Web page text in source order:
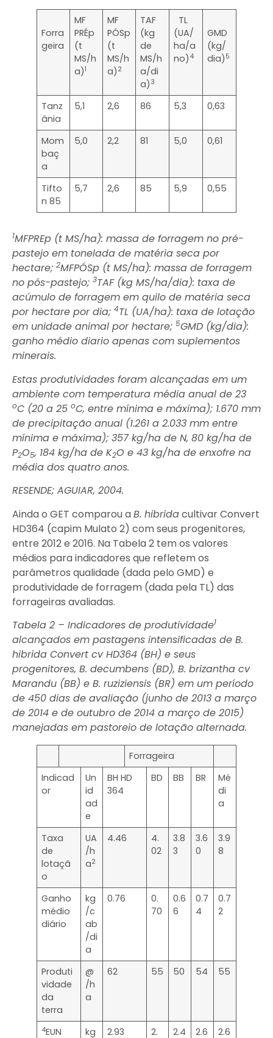
Forra
geira
MF
PRÉp
(t
MS/h
a)1
MF
PÓSp
(t
MS/h
a) 2
TAF
(kg
de
MS/h
a/di
a) 3
TL
(UA/
ha/a
no) 4
GMD
(kg/
dia) 5
Tanz
ânia
5,1 2,6 86 5,3 0,63
Mom
baç
a
5,0 2,2 81 5,0 0,61
Tifto
n 85
5,7 2,6 85 5,9 0,55
1MFPREp (t MS/ha): massa de forragem no pré-
pastejo em tonelada de matéria seca por
hectare; 2MFPÓSp (t MS/ha): massa de forragem
no pós-pastejo; 3TAF (kg MS/ha/dia): taxa de
acúmulo de forragem em quilo de matéria seca
por hectare por dia; 4TL (UA/ha): taxa de lotação
em unidade animal por hectare; 5GMD (kg/dia):
ganho médio diario apenas com suplementos
minerais.
Estas produtividades foram alcançadas em um
ambiente com temperatura média anual de 23
oC (20 a 25 oC, entre mínima e máxima); 1.670 mm
de precipitação anual (1.261 a 2.033 mm entre
mínima e máxima); 357 kg/ha de N, 80 kg/ha de
P2O5, 184 kg/ha de K2O e 43 kg/ha de enxofre na
média dos quatro anos.
RESENDE; AGUIAR, 2004.
Ainda o GET comparou aB. hibridacultivar Convert
HD364 (capim Mulato 2) com seus progenitores,
entre 2012 e 2016. Na Tabela 2 tem os valores
médios para indicadores que refletem os
parâmetros qualidade (dada pelo GMD) e
produtividade de forragem (dada pela TL) das
forrageiras avaliadas.
Tabela 2 – Indicadores de produtividade1
alcançados em pastagens intensificadas de B.
hibrida Convert cv HD364 (BH) e seus
progenitores, B. decumbens (BD), B. brizantha cv
Marandu (BB) e B. ruziziensis (BR) em um período
de 450 dias de avaliação (junho de 2013 a março
de 2014 e de outubro de 2014 a março de 2015)
manejadas em pastoreio de lotação alternada.
Forrageira
Indicad
or
Un
id
ad
e
BH HD
364
BD BB BR
Mé
di
a
Taxa
de
lotaçã
o
UA
/h
a2
4.46
4.
02
3.8
3
3.6
0
3.9
8
Ganho
médio
diário
kg
/c
ab
/di
a
0.76
0.
70
0.6
6
0.7
4
0.7
2
Produti
vidade
da
terra
@
/h
a
62 55 50 54 55
4EUN kg 2.93 2. 2.4 2.6 2.6